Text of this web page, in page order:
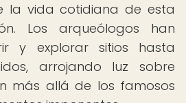
la vida cotidiana de esta
Los arqueólogos han
y explorar sitios hasta
arrojando luz sobre
más allá de los famosos